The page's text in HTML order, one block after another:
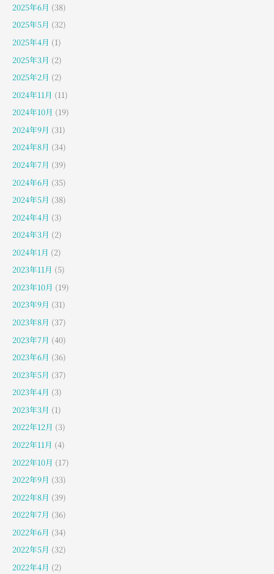
2025年6月 (38)
2025年5月 (32)
2025年4月 (1)
2025年3月 (2)
2025年2月 (2)
2024年11月 (11)
2024年10月 (19)
2024年9月 (31)
2024年8月 (34)
2024年7月 (39)
2024年6月 (35)
2024年5月 (38)
2024年4月 (3)
2024年3月 (2)
2024年1月 (2)
2023年11月 (5)
2023年10月 (19)
2023年9月 (31)
2023年8月 (37)
2023年7月 (40)
2023年6月 (36)
2023年5月 (37)
2023年4月 (3)
2023年3月 (1)
2022年12月 (3)
2022年11月 (4)
2022年10月 (17)
2022年9月 (33)
2022年8月 (39)
2022年7月 (36)
2022年6月 (34)
2022年5月 (32)
2022年4月 (2)